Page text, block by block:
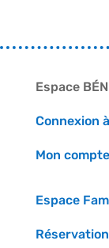
Espace
Connexion
Mon compte
Espace